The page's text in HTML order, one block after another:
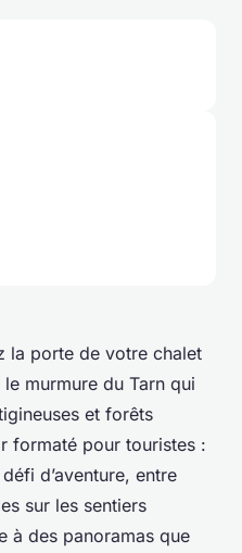
la porte de votre chalet
murmure du Tarn qui
et forêts
formaté pour touristes :
d’aventure, entre
sur les sentiers
à des panoramas que